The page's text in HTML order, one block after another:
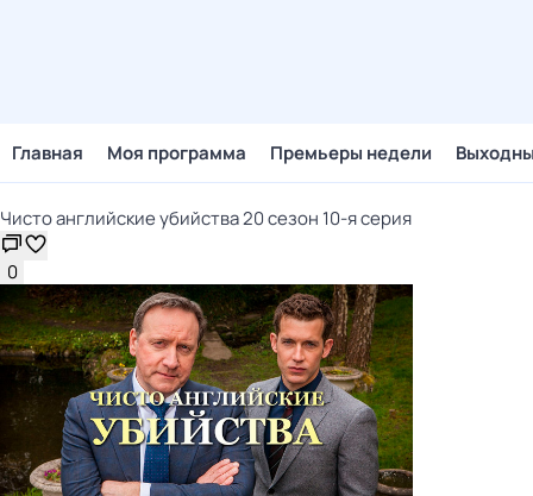
Главная Моя программа Премьеры недели
Чисто английские убийства 20 сезон 10-я серия
0